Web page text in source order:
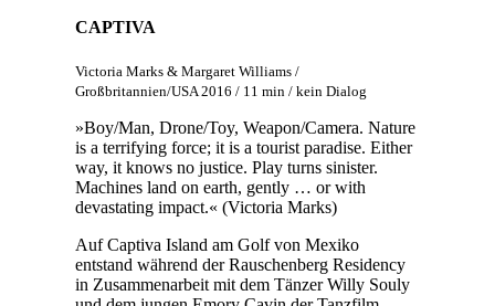
CAPTIVA
Victoria Marks & Margaret Williams /
Großbritannien/USA 2016 / 11 min / kein Dialog
»Boy/Man, Drone/Toy, Weapon/Camera. Nature
is a terrifying force; it is a tourist paradise. Either
way, it knows no justice. Play turns sinister.
Machines land on earth, gently … or with
devastating impact.« (Victoria Marks)
Auf Captiva Island am Golf von Mexiko
entstand während der Rauschenberg Residency
in Zusammenarbeit mit dem Tänzer Willy Souly